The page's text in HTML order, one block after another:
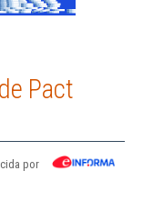
Pact
por